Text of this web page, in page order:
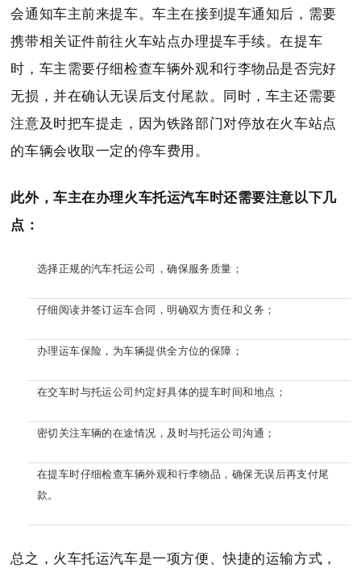
会通知车主前来提车。车主在接到提车通知后，需要
携带相关证件前往火车站点办理提车手续。在提车
时，车主需要仔细检查车辆外观和行李物品是否完好
无损，并在确认无误后支付尾款。同时，车主还需要
注意及时把车提走，因为铁路部门对停放在火车站点
的车辆会收取一定的停车费用。
此外，车主在办理火车托运汽车时还需要注意以下几
点：
选择正规的汽车托运公司，确保服务质量；
仔细阅读并签订运车合同，明确双方责任和义务；
办理运车保险，为车辆提供全方位的保障；
在交车时与托运公司约定好具体的提车时间和地点；
密切关注车辆的在途情况，及时与托运公司沟通；
在提车时仔细检查车辆外观和行李物品，确保无误后再支付尾
款。
总之，火车托运汽车是一项方便、快捷的运输方式，